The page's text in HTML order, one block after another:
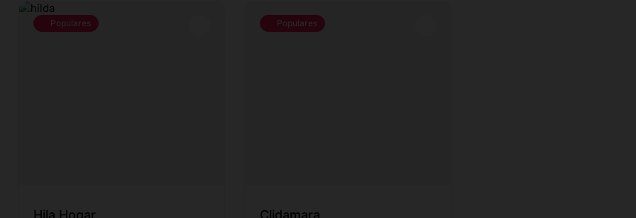
Populares
Hila Hogar
Populares
Clidamara